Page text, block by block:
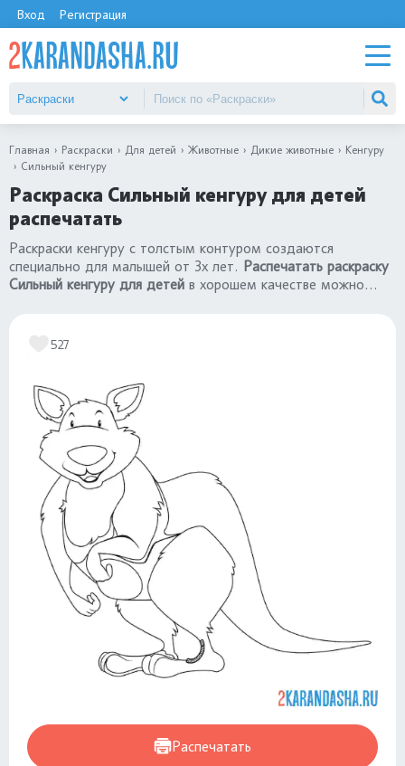
Вход Регистрация
Главная Раскраски Для детей Животные Дикие животные
Кенгуру
Сильный кенгуру
Раскраска Сильный кенгуру для детей
распечатать
Раскраски кенгуру с толстым контуром создаются
специально для малышей от 3х лет. Распечатать раскраску
Сильный кенгуру для детей в хорошем качестве можно
527
Распечатать